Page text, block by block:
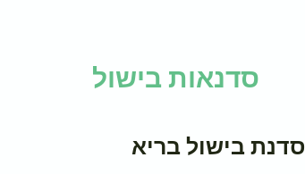
סדנאות בישול
סדנת בישול בריא